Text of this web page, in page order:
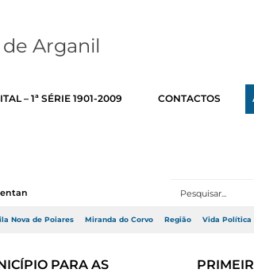
– 1ª SÉRIE 1901-2009 CONTACTOS
do Go...
Nova de Poiares Miranda do Corvo Região Vida Política
PARA AS